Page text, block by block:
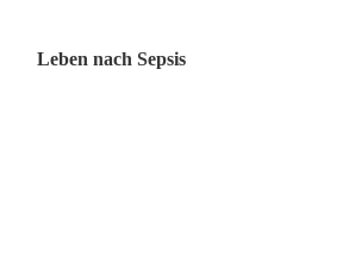
Leben nach Sepsis